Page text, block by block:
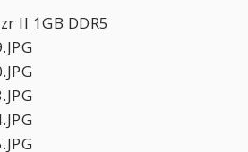
II 1GB DDR5